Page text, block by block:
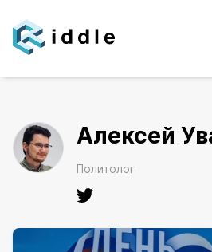
Алексей
Политолог